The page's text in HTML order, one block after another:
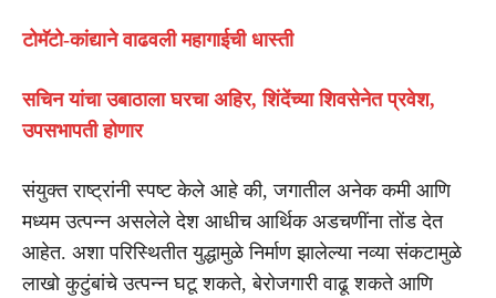
टोमॅटो-कांद्याने वाढवली महागाईची धास्ती
सचिन यांचा उबाठाला घरचा अहिर, शिंदेंच्या शिवसेनेत प्रवेश,
उपसभापती होणार
संयुक्त राष्ट्रांनी स्पष्ट केले आहे की, जगातील अनेक कमी आणि
मध्यम उत्पन्न असलेले देश आधीच आर्थिक अडचणींना तोंड देत
आहेत. अशा परिस्थितीत युद्धामुळे निर्माण झालेल्या नव्या संकटामुळे
लाखो कुटुंबांचे उत्पन्न घटू शकते, बेरोजगारी वाढू शकते आणि